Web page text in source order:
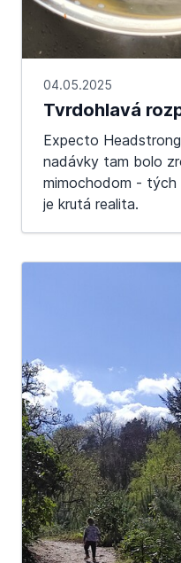
04.05.2025
Tvrdohlavá
Expecto
nadávky tam bolo
mimochodom - tých
je krutá realita.